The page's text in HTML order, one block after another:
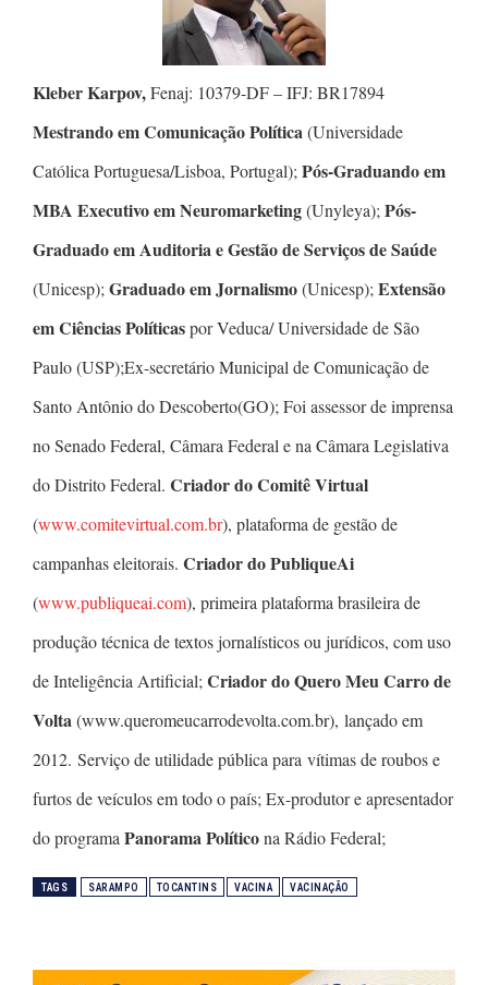
Kleber Karpov,Fenaj: 10379-DF – IFJ: BR17894
Mestrando em Comunicação Política(Universidade
Católica Portuguesa/Lisboa, Portugal); Pós-Graduando em
MBA Executivo em Neuromarketing(Unyleya); Pós-
Graduado em Auditoria e Gestão de Serviços de Saúde
(Unicesp); Graduado em Jornalismo(Unicesp); Extensão
em Ciências Políticaspor Veduca/ Universidade de São
Paulo (USP);Ex-secretário Municipal de Comunicação de
Santo Antônio do Descoberto(GO); Foi assessor de imprensa
no Senado Federal, Câmara Federal e na Câmara Legislativa
do Distrito Federal. Criador do Comitê Virtual
(www.comitevirtual.com.br), plataforma de gestão de
campanhas eleitorais. Criador do PubliqueAi
(www.publiqueai.com), primeira plataforma brasileira de
produção técnica de textos jornalísticos ou jurídicos, com uso
de Inteligência Artificial; Criador do Quero Meu Carro de
Volta(www.queromeucarrodevolta.com.br), lançado em
2012. Serviço de utilidade pública para vítimas de roubos e
furtos de veículos em todo o país; Ex-produtor e apresentador
do programa Panorama Políticona Rádio Federal;
TAGS SARAMPO TOCANTINS VACINA VACINAÇÃO